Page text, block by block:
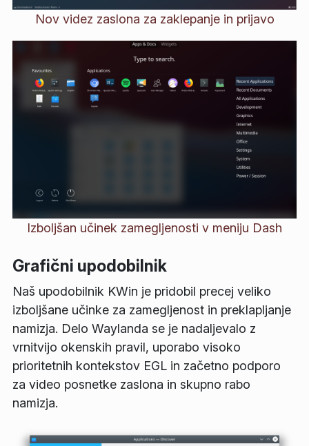
Nov videz zaslona za zaklepanje in prijavo
Izboljšan učinek zamegljenosti v meniju Dash
Grafični upodobilnik
Naš upodobilnik KWin je pridobil precej veliko
izboljšane učinke za zamegljenost in preklapljanje
namizja. Delo Waylanda se je nadaljevalo z
vrnitvijo okenskih pravil, uporabo visoko
prioritetnih kontekstov EGL in začetno podporo
za video posnetke zaslona in skupno rabo
namizja.